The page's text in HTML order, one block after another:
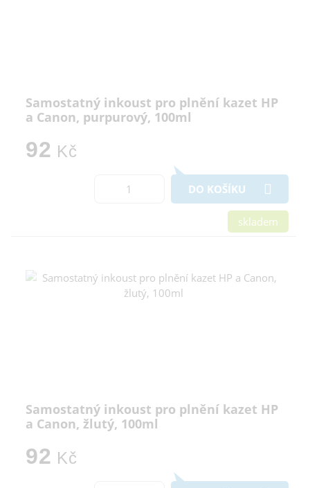
Samostatný inkoust pro plnění kazet HP
a Canon, purpurový, 100ml
92 Kč
DO KOŠÍKU
skladem
Samostatný inkoust pro plnění kazet HP
a Canon, žlutý, 100ml
92 Kč